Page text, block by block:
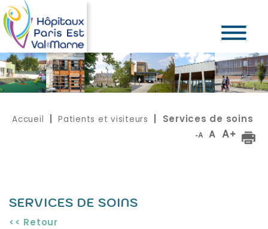
Accueil Patients et visiteurs | Services de soins
SERVICES DE SOINS
<< Retour